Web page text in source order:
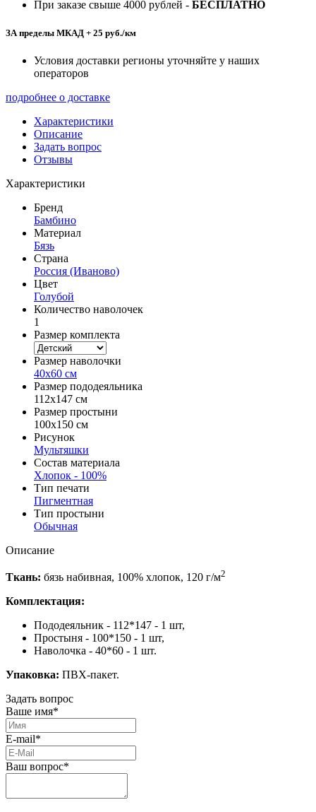
При заказе свыше 4000 рублей - БЕСПЛАТНО
ЗА пределы МКАД + 25 руб./км
Условия доставки регионы уточняйте у наших
операторов
подробнее о доставке
Характеристики
Описание
Задать вопрос
Отзывы
Характеристики
Бренд
Бамбино
Материал
Бязь
Страна
Россия (Иваново)
Цвет
Голубой
Количество наволочек
1
Размер комплекта
Размер наволочки
40х60 см
Размер пододеяльника
112х147 см
Размер простыни
100х150 см
Рисунок
Мультяшки
Состав материала
Хлопок - 100%
Тип печати
Пигментная
Тип простыни
Обычная
Описание
Ткань: бязь набивная, 100% хлопок, 120 г/м2
Комплектация:
Пододеяльник - 112*147 - 1 шт,
Простыня - 100*150 - 1 шт,
Наволочка - 40*60 - 1 шт.
Упаковка: ПВХ-пакет.
Задать вопрос
Ваше имя*
E-mail*
Ваш вопрос*